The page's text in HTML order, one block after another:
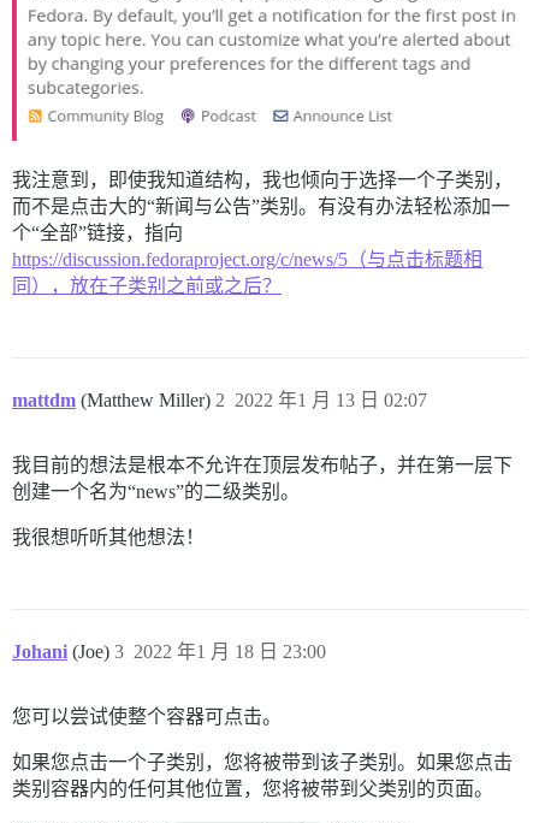
我注意到，即使我知道结构，我也倾向于选择一个子类别，
而不是点击大的“新闻与公告”类别。有没有办法轻松添加一
个“全部”链接，指向
https://discussion.fedoraproject.org/c/news/5（与点击标题相
同），放在子类别之前或之后？
mattdm (Matthew Miller) 2022 年1 月 13 日 02:07
2
我目前的想法是根本不允许在顶层发布帖子，并在第一层下
创建一个名为“news”的二级类别。
我很想听听其他想法！
Johani (Joe) 2022 年1 月 18 日 23:00
3
您可以尝试使整个容器可点击。
如果您点击一个子类别，您将被带到该子类别。如果您点击
类别容器内的任何其他位置，您将被带到父类别的页面。